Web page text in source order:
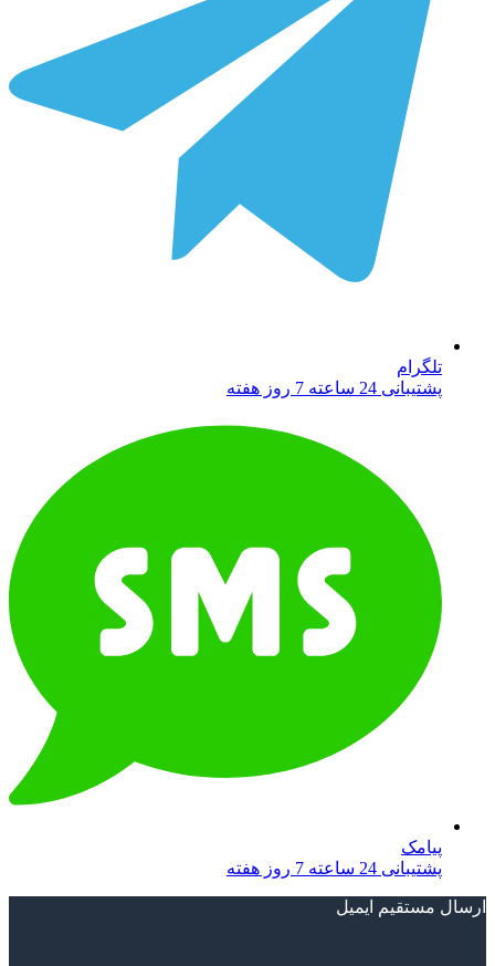
تلگرام
پشتیبانی 24 ساعته 7 روز هفته
پیامک
پشتیبانی 24 ساعته 7 روز هفته
ارسال مستقیم ایمیل